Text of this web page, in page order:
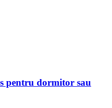
pentru dormitor sau